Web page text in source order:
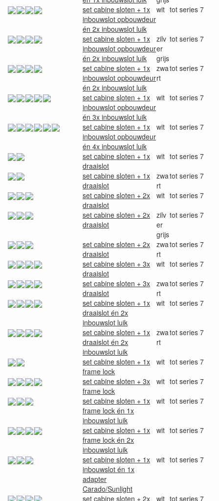
set cabine sloten + 1x
inbouwslot opbouwdeur
én 2x inbouwslot luik
wit tot series 7
set cabine sloten + 1x
inbouwslot opbouwdeur
én 2x inbouwslot luik
zilv
er
grijs
tot series 7
set cabine sloten + 1x
inbouwslot opbouwdeur
én 2x inbouwslot luik
zwa
rt
tot series 7
set cabine sloten + 1x
inbouwslot opbouwdeur
én 3x inbouwslot luik
wit tot series 7
set cabine sloten + 1x
inbouwslot opbouwdeur
én 4x inbouwslot luik
wit tot series 7
set cabine sloten + 1x
draaislot
wit tot series 7
set cabine sloten + 1x
draaislot
zwa
rt
tot series 7
set cabine sloten + 2x
draaislot
wit tot series 7
set cabine sloten + 2x
draaislot
zilv
er
grijs
tot series 7
set cabine sloten + 2x
draaislot
zwa
rt
tot series 7
set cabine sloten + 3x
draaislot
wit tot series 7
set cabine sloten + 3x
draaislot
zwa
rt
tot series 7
set cabine sloten + 1x
draaislot én 2x
inbouwslot luik
wit tot series 7
set cabine sloten + 1x
draaislot én 2x
inbouwslot luik
zwa
rt
tot series 7
set cabine sloten + 1x
frame lock
wit tot series 7
set cabine sloten + 3x
frame lock
wit tot series 7
set cabine sloten + 1x
frame lock én 1x
inbouwslot luik
wit tot series 7
set cabine sloten + 1x
frame lock én 2x
inbouwslot luik
wit tot series 7
set cabine sloten + 1x
inbouwslot én 1x
adapter
Carado/Sunlight
wit tot series 7
set cabine sloten + 2x
wit tot series 7